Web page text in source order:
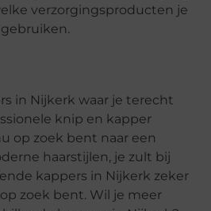
verzorgingsproducten je
in Nijkerk waar je terecht
knip en kapper
op zoek bent naar een
haarstijlen, je zult bij
kappers in Nijkerk zeker
zoek bent. Wil je meer